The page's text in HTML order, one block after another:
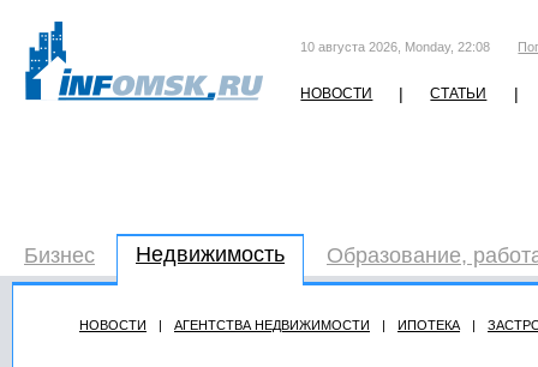
10 августа 2026, Monday, 22:08
НОВОСТИ | СТАТЬИ |
Бизнес Недвижимость Образование,
НОВОСТИ | АГЕНТСТВА НЕДВИЖИМОСТИ | ИПОТЕКА |